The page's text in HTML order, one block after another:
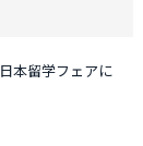
本留学フェアに